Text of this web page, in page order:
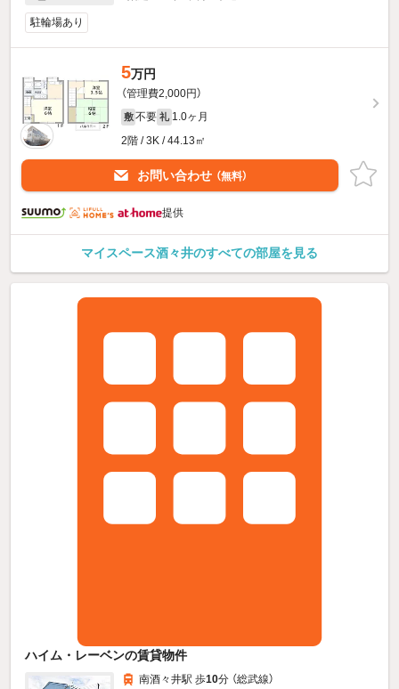
駐輪場あり
5万円
（管理費2,000円）
敷 不要 礼 1.0ヶ月
2階 / 3K / 44.13㎡
お問い合わせ （無料）
提供
マイスペース酒々井のすべての部屋を見る
ハイム・レーベンの賃貸物件
南酒々井駅 歩10分 （総武線）